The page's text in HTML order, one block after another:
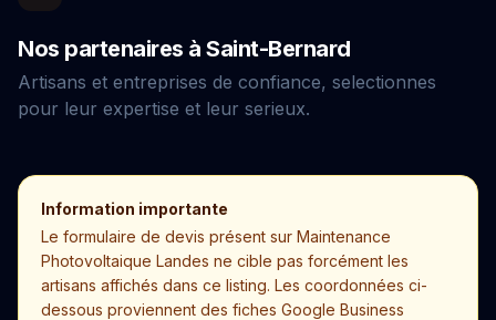
Nos partenaires à Saint-Bernard
Artisans et entreprises de confiance, selectionnes
pour leur expertise et leur serieux.
Information importante
Le formulaire de devis présent sur Maintenance
Photovoltaique Landes ne cible pas forcément les
artisans affichés dans ce listing. Les coordonnées ci-
dessous proviennent des fiches Google Business